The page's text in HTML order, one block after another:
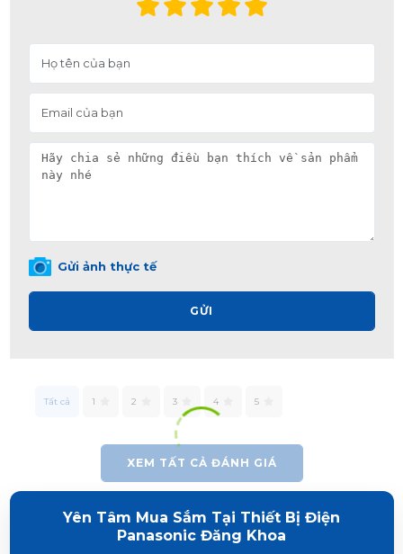
Gửi ảnh thực tế
GỬI
Tất cả 1 2 3 4 5
XEM TẤT CẢ ĐÁNH GIÁ
Yên Tâm Mua Sắm Tại Thiết Bị Điện
Panasonic Đăng Khoa